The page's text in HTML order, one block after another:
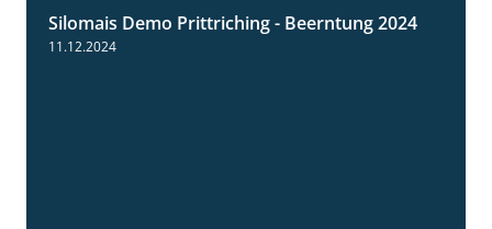
12:28
Silomais Demo Prittriching - Beerntung 2024
11.12.2024